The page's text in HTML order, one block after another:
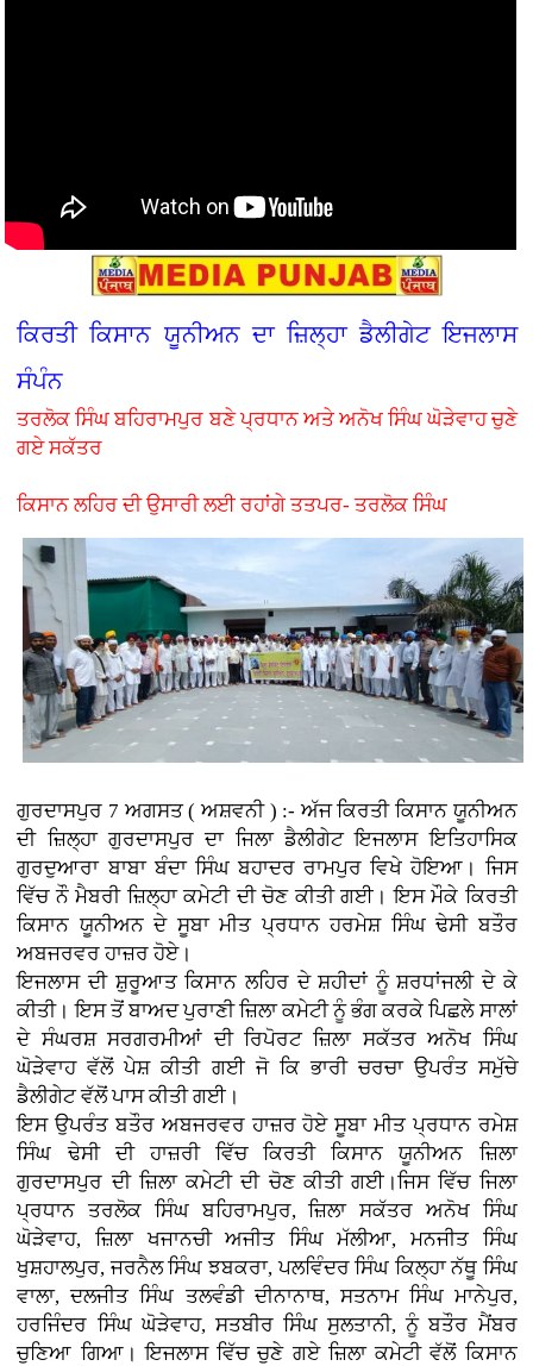
ਕਿਰਤੀ ਕਿਸਾਨ ਯੂਨੀਅਨ ਦਾ ਜ਼ਿਲ੍ਹਾ ਡੈਲੀਗੇਟ ਇਜਲਾਸ
ਸੰਪੰਨ
ਤਰਲੋਕ ਸਿੰਘ ਬਹਿਰਾਮਪੁਰ ਬਣੇ ਪ੍ਰਧਾਨ ਅਤੇ ਅਨੋਖ ਸਿੰਘ ਘੋੜੇਵਾਹ ਚੁਣੇ
ਗਏ ਸਕੱਤਰ
ਕਿਸਾਨ ਲਹਿਰ ਦੀ ਉਸਾਰੀ ਲਈ ਰਹਾਂਗੇ ਤਤਪਰ- ਤਰਲੋਕ ਸਿੰਘ
ਗੁਰਦਾਸਪੁਰ 7 ਅਗਸਤ ( ਅਸ਼ਵਨੀ ) :- ਅੱਜ ਕਿਰਤੀ ਕਿਸਾਨ ਯੂਨੀਅਨ
ਦੀ ਜ਼ਿਲ੍ਹਾ ਗੁਰਦਾਸਪੁਰ ਦਾ ਜਿਲਾ ਡੈਲੀਗੇਟ ਇਜਲਾਸ ਇਤਿਹਾਸਿਕ
ਗੁਰਦੁਆਰਾ ਬਾਬਾ ਬੰਦਾ ਸਿੰਘ ਬਹਾਦਰ ਰਾਮਪੁਰ ਵਿਖੇ ਹੋਇਆ। ਜਿਸ
ਵਿੱਚ ਨੌ ਮੈਬਰੀ ਜ਼ਿਲ੍ਹਾ ਕਮੇਟੀ ਦੀ ਚੋਣ ਕੀਤੀ ਗਈ। ਇਸ ਮੌਕੇ ਕਿਰਤੀ
ਕਿਸਾਨ ਯੂਨੀਅਨ ਦੇ ਸੂਬਾ ਮੀਤ ਪ੍ਰਧਾਨ ਹਰਮੇਸ਼ ਸਿੰਘ ਢੇਸੀ ਬਤੌਰ
ਅਬਜਰਵਰ ਹਾਜ਼ਰ ਹੋਏ।
ਇਜਲਾਸ ਦੀ ਸ਼ੁਰੂਆਤ ਕਿਸਾਨ ਲਹਿਰ ਦੇ ਸ਼ਹੀਦਾਂ ਨੂੰ ਸ਼ਰਧਾਂਜਲੀ ਦੇ ਕੇ
ਕੀਤੀ। ਇਸ ਤੋਂ ਬਾਅਦ ਪੁਰਾਣੀ ਜ਼ਿਲਾ ਕਮੇਟੀ ਨੂੰ ਭੰਗ ਕਰਕੇ ਪਿਛਲੇ ਸਾਲਾਂ
ਦੇ ਸੰਘਰਸ਼ ਸਰਗਰਮੀਆਂ ਦੀ ਰਿਪੋਰਟ ਜ਼ਿਲਾ ਸਕੱਤਰ ਅਨੋਖ ਸਿੰਘ
ਘੋੜੇਵਾਹ ਵੱਲੋਂ ਪੇਸ਼ ਕੀਤੀ ਗਈ ਜੋ ਕਿ ਭਾਰੀ ਚਰਚਾ ਉਪਰੰਤ ਸਮੁੱਚੇ
ਡੈਲੀਗੇਟ ਵੱਲੋਂ ਪਾਸ ਕੀਤੀ ਗਈ।
ਇਸ ਉਪਰੰਤ ਬਤੌਰ ਅਬਜਰਵਰ ਹਾਜ਼ਰ ਹੋਏ ਸੂਬਾ ਮੀਤ ਪ੍ਰਧਾਨ ਰਮੇਸ਼
ਸਿੰਘ ਢੇਸੀ ਦੀ ਹਾਜ਼ਰੀ ਵਿੱਚ ਕਿਰਤੀ ਕਿਸਾਨ ਯੂਨੀਅਨ ਜ਼ਿਲਾ
ਗੁਰਦਾਸਪੁਰ ਦੀ ਜ਼ਿਲਾ ਕਮੇਟੀ ਦੀ ਚੋਣ ਕੀਤੀ ਗਈ।ਜਿਸ ਵਿੱਚ ਜਿਲਾ
ਪ੍ਰਧਾਨ ਤਰਲੋਕ ਸਿੰਘ ਬਹਿਰਾਮਪੁਰ, ਜ਼ਿਲਾ ਸਕੱਤਰ ਅਨੋਖ ਸਿੰਘ
ਘੋੜੇਵਾਹ, ਜ਼ਿਲਾ ਖਜਾਨਚੀ ਅਜੀਤ ਸਿੰਘ ਮੱਲੀਆ, ਮਨਜੀਤ ਸਿੰਘ
ਖੁਸ਼ਹਾਲਪੁਰ, ਜਰਨੈਲ ਸਿੰਘ ਝਬਕਰਾ, ਪਲਵਿੰਦਰ ਸਿੰਘ ਕਿਲ੍ਹਾ ਨੱਥੂ ਸਿੰਘ
ਵਾਲਾ, ਦਲਜੀਤ ਸਿੰਘ ਤਲਵੰਡੀ ਦੀਨਾਨਾਥ, ਸਤਨਾਮ ਸਿੰਘ ਮਾਨੇਪੁਰ,
ਹਰਜਿੰਦਰ ਸਿੰਘ ਘੋੜੇਵਾਹ, ਸਤਬੀਰ ਸਿੰਘ ਸੁਲਤਾਨੀ, ਨੂੰ ਬਤੌਰ ਮੈਂਬਰ
ਚੁਣਿਆ ਗਿਆ। ਇਜਲਾਸ ਵਿੱਚ ਚੁਣੇ ਗਏ ਜ਼ਿਲਾ ਕਮੇਟੀ ਵੱਲੋਂ ਕਿਸਾਨ